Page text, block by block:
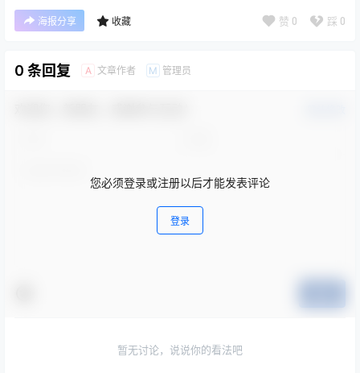
海报分享 收藏 赞 0 踩 0
0 条回复 A 文章作者 M 管理员
您必须登录或注册以后才能发表评论
登录
暂无讨论，说说你的看法吧